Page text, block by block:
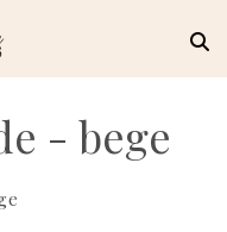
- bege